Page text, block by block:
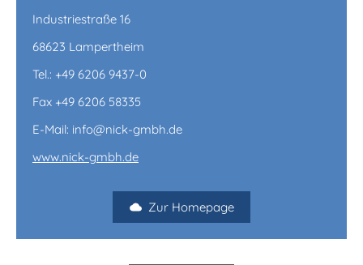
Industriestraße 16
68623 Lampertheim
Tel.: +49 6206 9437-0
Fax +49 6206 58335
E-Mail: info@nick-gmbh.de
www.nick-gmbh.de
Zur Homepage